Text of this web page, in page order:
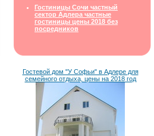
Гостиницы Сочи частный
сектор Адлера частные
гостиницы цены 2018 без
посредников
Гостевой дом "У Софьи" в Адлере для
семейного отдыха, цены на 2018 год